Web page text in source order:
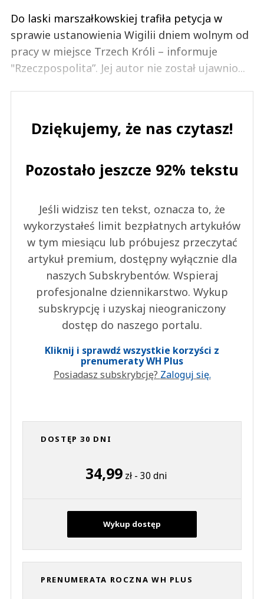
Do laski marszałkowskiej trafiła petycja w
sprawie ustanowienia Wigilii dniem wolnym od
pracy w miejsce Trzech Króli – informuje
"Rzeczpospolita”. Jej autor nie został ujawnio...
Dziękujemy, że nas czytasz!
Pozostało jeszcze 92% tekstu
Jeśli widzisz ten tekst, oznacza to, że
wykorzystałeś limit bezpłatnych artykułów
w tym miesiącu lub próbujesz przeczytać
artykuł premium, dostępny wyłącznie dla
naszych Subskrybentów. Wspieraj
profesjonalne dziennikarstwo. Wykup
subskrypcję i uzyskaj nieograniczony
dostęp do naszego portalu.
Kliknij i sprawdź wszystkie korzyści z
prenumeraty WH Plus
Posiadasz subskrybcję? Zaloguj się.
DOSTĘP 30 DNI
34,99 zł - 30 dni
Wykup dostęp
PRENUMERATA ROCZNA WH PLUS